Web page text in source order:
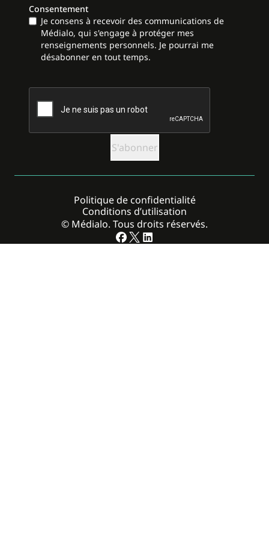
Consentement
Je consens à recevoir des communications de
Médialo, qui s'engage à protéger mes
renseignements personnels. Je pourrai me
désabonner en tout temps.
© Médialo. Tous droits réservés.
Politique de confidentialité
Conditions d’utilisation